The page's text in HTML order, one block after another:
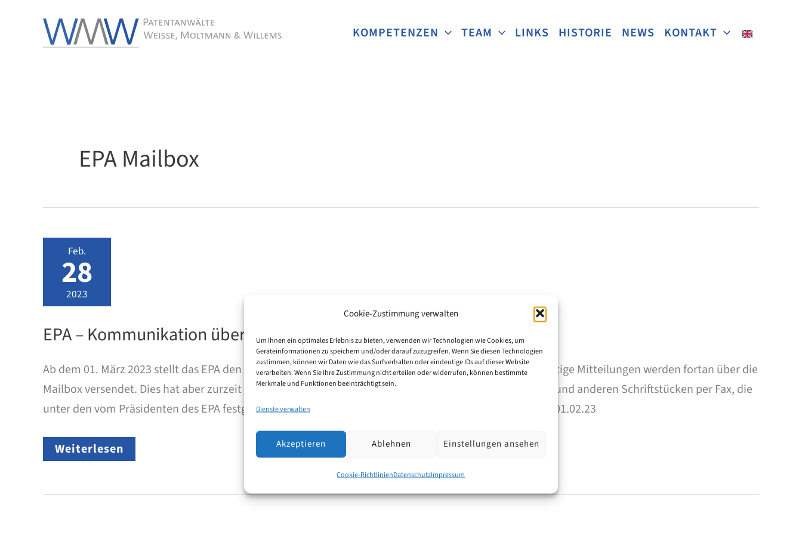
Cookie-Zustimmung verwalten
Um Ihnen ein optimales Erlebnis zu bieten, verwenden wir Technologien wie Cookies, um
Geräteinformationen zu speichern und/oder darauf zuzugreifen. Wenn Sie diesen Technologien
zustimmen, können wir Daten wie das Surfverhalten oder eindeutige IDs auf dieser Website
verarbeiten. Wenn Sie Ihre Zustimmung nicht erteilen oder widerrufen, können bestimmte
Merkmale und Funktionen beeinträchtigt sein.
Dienste verwalten
Akzeptieren Ablehnen Einstellungen ansehen
Cookie-RichtlinienDatenschutzImpressum
KOMPETENZEN TEAM LINKS HISTORIE NEWS KONTAKT
EPA Mailbox
Feb.
28
2023
EPA – Kommunikation über FAX
Ab dem 01. März 2023 stellt das EPA den Faxversand in Verfahren nach dem EPÜ und dem PCT ein. Wichtige Mitteilungen werden fortan über die
Mailbox versendet. Dies hat aber zurzeit noch keine Auswirkung auf die Einreichung von Anmeldungen und anderen Schriftstücken per Fax, die
unter den vom Präsidenten des EPA festgelegten Bedingungen weiterhin möglich ist. Quelle: EPA, Mitt. 01.02.23
EPA
–
FAX
Weiterlesen